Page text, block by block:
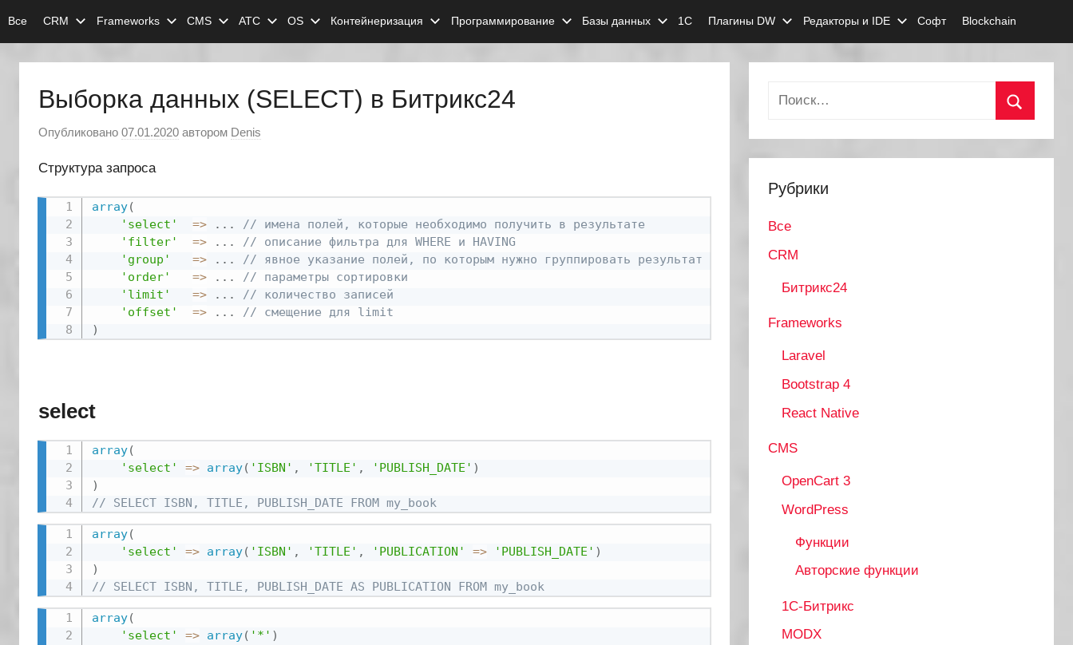
Все CRM Frameworks CMS АТС OS Контейнеризация Программирование Базы данных 1С Плагины DW Редакторы и IDE Софт Blockchain
Выборка данных (SELECT) в Битрикс24
Опубликовано 07.01.2020 автором Denis
Структура запроса
array(
'select'
=> . . .
// имена полей, которые необходимо получить в результате
'filter'
=> . . .
// описание фильтра для WHERE и HAVING
'group'
=> . . .
// явное указание полей, по которым нужно группировать результат
'order'
=> . . .
// параметры сортировки
'limit'
=> . . .
// количество записей
'offset'
=> . . .
// смещение для limit
)
select
array(
'select'
=> array( 'ISBN' , 'TITLE' , 'PUBLISH_DATE' )
)
// SELECT ISBN, TITLE, PUBLISH_DATE FROM my_book
array(
'select'
=> array( 'ISBN' , 'TITLE' , 'PUBLICATION' => 'PUBLISH_DATE' )
)
// SELECT ISBN, TITLE, PUBLISH_DATE AS PUBLICATION FROM my_book
array(
'select'
=> array( '*' )
Найти:
Рубрики
Все
CRM
Битрикс24
Frameworks
Laravel
Bootstrap 4
React Native
CMS
OpenCart 3
WordPress
Функции
Авторские функции
1С-Битрикс
MODX